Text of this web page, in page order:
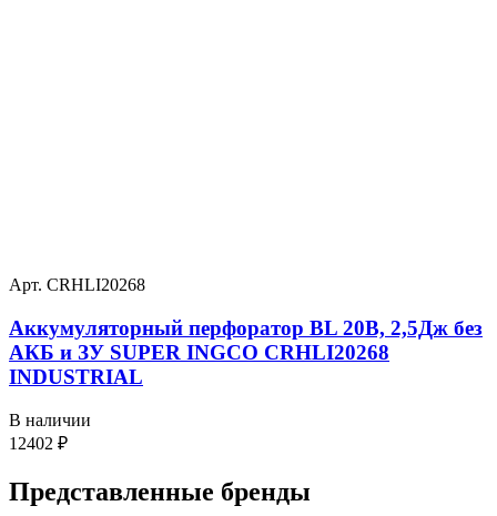
Арт. CRHLI20268
Аккумуляторный перфоратор BL 20В, 2,5Дж без
АКБ и ЗУ SUPER INGCO CRHLI20268
INDUSTRIAL
В наличии
12402 ₽
Представленные бренды